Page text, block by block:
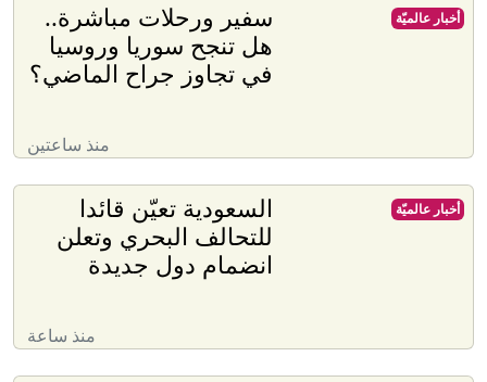
سفير ورحلات مباشرة..
هل تنجح سوريا وروسيا
في تجاوز جراح الماضي؟
منذ ساعتين
أخبار عالميّة
السعودية تعيّن قائدا
للتحالف البحري وتعلن
انضمام دول جديدة
منذ ساعة
أخبار عالميّة